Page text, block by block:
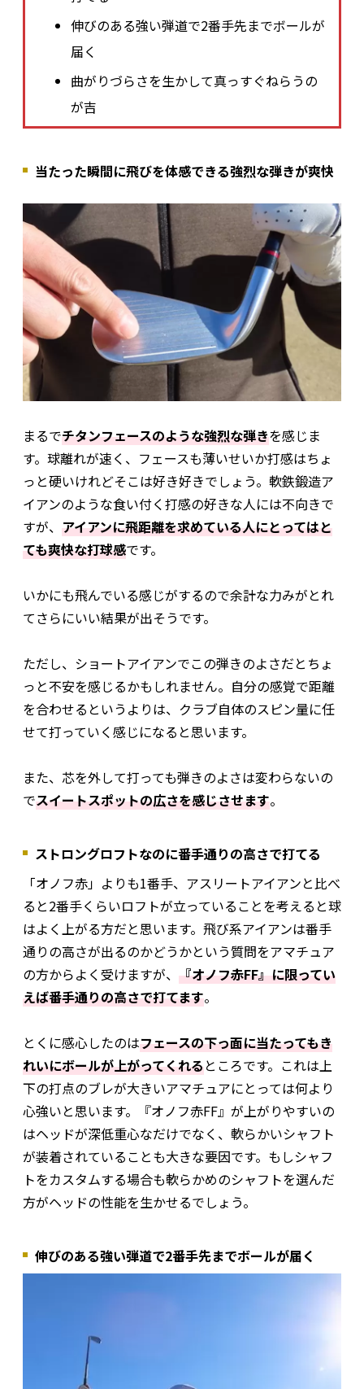
伸びのある強い弾道で2番手先までボールが
届く
曲がりづらさを生かして真っすぐねらうの
が吉
当たった瞬間に飛びを体感できる強烈な弾きが爽快
まるでチタンフェースのような強烈な弾きを感じま
す。球離れが速く、フェースも薄いせいか打感はちょ
っと硬いけれどそこは好き好きでしょう。軟鉄鍛造ア
イアンのような食い付く打感の好きな人には不向きで
すが、 アイアンに飛距離を求めている人にとってはと
ても爽快な打球感です。
いかにも飛んでいる感じがするので余計な力みがとれ
てさらにいい結果が出そうです。
ただし、ショートアイアンでこの弾きのよさだとちょ
っと不安を感じるかもしれません。自分の感覚で距離
を合わせるというよりは、クラブ自体のスピン量に任
せて打っていく感じになると思います。
また、芯を外して打っても弾きのよさは変わらないの
でスイートスポットの広さを感じさせます。
ストロングロフトなのに番手通りの高さで打てる
「オノフ赤」よりも1番手、アスリートアイアンと比べ
ると2番手くらいロフトが立っていることを考えると球
はよく上がる方だと思います。飛び系アイアンは番手
通りの高さが出るのかどうかという質問をアマチュア
の方からよく受けますが、 『オノフ赤FF』に限ってい
えば番手通りの高さで打てます。
とくに感心したのはフェースの下っ面に当たってもき
れいにボールが上がってくれるところです。これは上
下の打点のブレが大きいアマチュアにとっては何より
心強いと思います。『オノフ赤FF』が上がりやすいの
はヘッドが深低重心なだけでなく、軟らかいシャフト
が装着されていることも大きな要因です。もしシャフ
トをカスタムする場合も軟らかめのシャフトを選んだ
方がヘッドの性能を生かせるでしょう。
伸びのある強い弾道で2番手先までボールが届く